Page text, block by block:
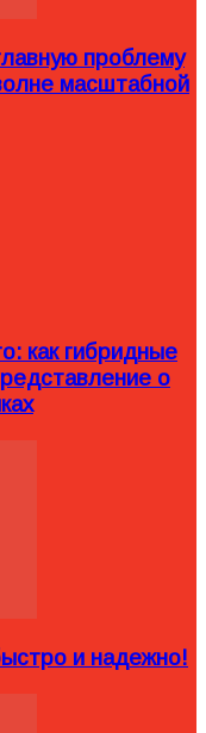
проблему
масштабной
как гибридные
о
и надежно!